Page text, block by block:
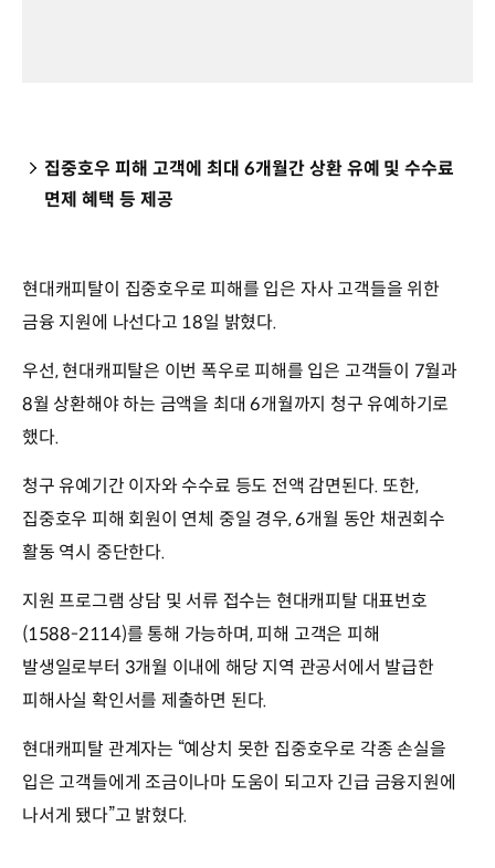
집중호우 피해 고객에 최대 6개월간 상환 유예 및 수수료
면제 혜택 등 제공
현대캐피탈이 집중호우로 피해를 입은 자사 고객들을 위한
금융 지원에 나선다고 18일 밝혔다.
우선, 현대캐피탈은 이번 폭우로 피해를 입은 고객들이 7월과
8월 상환해야 하는 금액을 최대 6개월까지 청구 유예하기로
했다.
청구 유예기간 이자와 수수료 등도 전액 감면된다. 또한,
집중호우 피해 회원이 연체 중일 경우, 6개월 동안 채권회수
활동 역시 중단한다.
지원 프로그램 상담 및 서류 접수는 현대캐피탈 대표번호
(1588-2114)를 통해 가능하며, 피해 고객은 피해
발생일로부터 3개월 이내에 해당 지역 관공서에서 발급한
피해사실 확인서를 제출하면 된다.
현대캐피탈 관계자는 “예상치 못한 집중호우로 각종 손실을
입은 고객들에게 조금이나마 도움이 되고자 긴급 금융지원에
나서게 됐다”고 밝혔다.